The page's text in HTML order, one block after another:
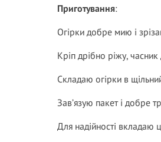
Приготування:
Огірки добре мию і
Кріп дрібно ріжу,
Складаю огірки в
Зав’язую пакет і добре
Для надійності вкладаю